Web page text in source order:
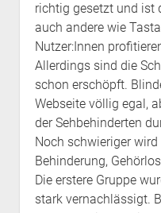
richtig gesetzt und ist
auch andere wie
Nutzer:Innen
Allerdings sind die
schon erschöpft.
Webseite völlig egal,
der Sehbehinderten
Noch schwieriger
Behinderung,
Die erstere Gruppe
stark vernachlässigt.